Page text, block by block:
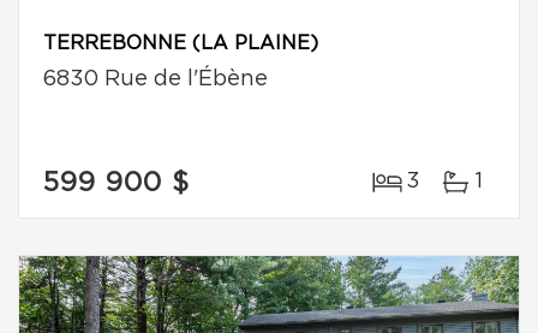
TERREBONNE (LA PLAINE)
6830 Rue de l'Ébène
599 900 $ 3 1